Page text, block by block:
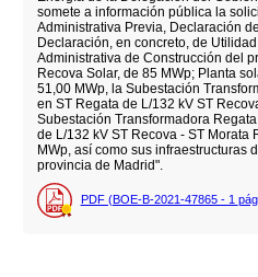
somete a información pública la
Administrativa Previa, Declaración
Declaración, en concreto, de
Administrativa de Construcción del
Recova Solar, de 85 MWp; Planta
51,00 MWp, la Subestación
en ST Regata de L/132 kV ST
Subestación Transformadora
de L/132 kV ST Recova - ST
MWp, así como sus infraestructuras
provincia de Madrid".
PDF (BOE-B-2021-47865 - 1 pág.